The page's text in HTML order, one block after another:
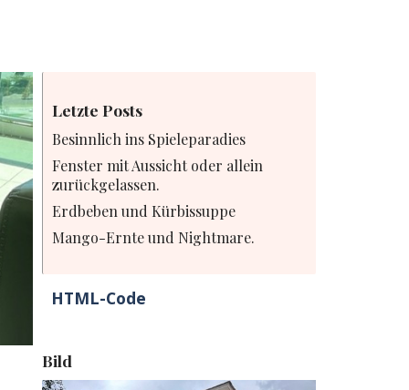
Letzte Posts
Besinnlich ins Spieleparadies
Fenster mit Aussicht oder allein
zurückgelassen.
Erdbeben und Kürbissuppe
Mango-Ernte und Nightmare.
HTML-Code
Bild